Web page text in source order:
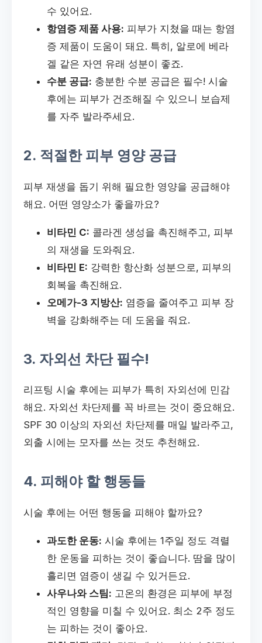
수 있어요.
항염증 제품 사용: 피부가 지쳤을 때는 항염
증 제품이 도움이 돼요. 특히, 알로에 베라
겔 같은 자연 유래 성분이 좋죠.
수분 공급: 충분한 수분 공급은 필수! 시술
후에는 피부가 건조해질 수 있으니 보습제
를 자주 발라주세요.
2. 적절한 피부 영양 공급
피부 재생을 돕기 위해 필요한 영양을 공급해야
해요. 어떤 영양소가 좋을까요?
비타민 C: 콜라겐 생성을 촉진해주고, 피부
의 재생을 도와줘요.
비타민 E: 강력한 항산화 성분으로, 피부의
회복을 촉진해요.
오메가-3 지방산: 염증을 줄여주고 피부 장
벽을 강화해주는 데 도움을 줘요.
3. 자외선 차단 필수!
리프팅 시술 후에는 피부가 특히 자외선에 민감
해요. 자외선 차단제를 꼭 바르는 것이 중요해요.
SPF 30 이상의 자외선 차단제를 매일 발라주고,
외출 시에는 모자를 쓰는 것도 추천해요.
4. 피해야 할 행동들
시술 후에는 어떤 행동을 피해야 할까요?
과도한 운동: 시술 후에는 1주일 정도 격렬
한 운동을 피하는 것이 좋습니다. 땀을 많이
흘리면 염증이 생길 수 있거든요.
사우나와 스팀: 고온의 환경은 피부에 부정
적인 영향을 미칠 수 있어요. 최소 2주 정도
는 피하는 것이 좋아요.